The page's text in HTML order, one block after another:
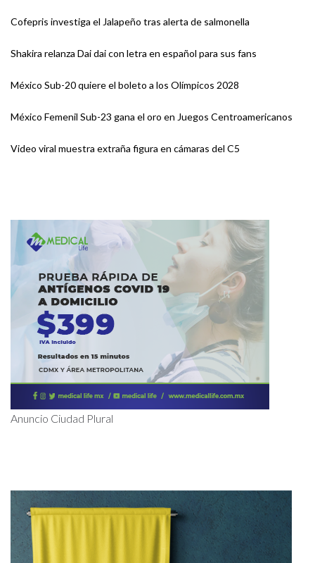
Cofepris investiga el Jalapeño tras alerta de salmonella
Shakira relanza Dai dai con letra en español para sus fans
México Sub-20 quiere el boleto a los Olímpicos 2028
México Femenil Sub-23 gana el oro en Juegos Centroamericanos
Video viral muestra extraña figura en cámaras del C5
Anuncio Ciudad Plural